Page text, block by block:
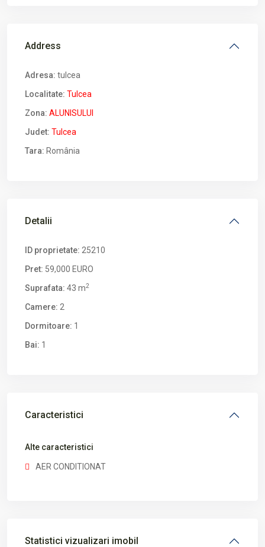
Address
Adresa: tulcea
Localitate: Tulcea
Zona: ALUNISULUI
Judet: Tulcea
Tara: România
Detalii
ID proprietate: 25210
Pret: 59,000 EURO
Suprafata: 43 m2
Camere: 2
Dormitoare: 1
Bai: 1
Caracteristici
Alte caracteristici
AER CONDITIONAT
Statistici vizualizari imobil